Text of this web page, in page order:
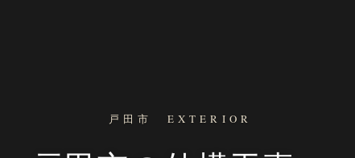
戸田市 EXTERIOR